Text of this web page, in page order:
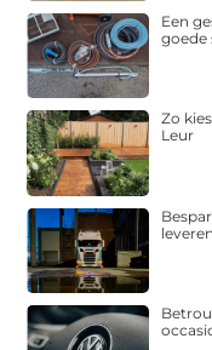
Een
goede
Zo
Leur